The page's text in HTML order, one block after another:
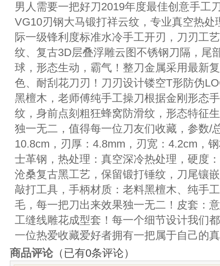
男人需要一把好刀2019年度最佳创意手工
VG10刃钢大马锻打祥云纹，专业真空热
际一级锋利度标准水冷手工开刃，刀刃工
纹、复古3D层叠浮雕云图不锈钢刀隔，尾
球，形态生动，霸气！整刀金属采用最新
色、耐刮花刀刃！刀刃设计镂空T形防伪
黑檀木，老师傅纯手工操刀根据金刚形态
纹，身前点刻粗狂蜂窝防滑纹，形态特征
独一无二，值得每一位刀友们收藏，参数/
10.8cm，刃厚：4.8mm，刃宽：4.2cm，
士革钢，热处理：真空深冷热处理，硬度
沧桑复古黑工艺，保留锻打锤纹，刀尾镶
敲打工具，手柄材质：老料黑檀木、纯手
毛，每一把刀出来效果独一无二！皮套：
工缝线雕花成型套！每一个细节设计我们
一位热爱收藏爱好者拥有一把属于自己的
商品评论（已有0条评论）